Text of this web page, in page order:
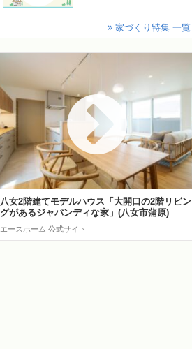
家づくり特集 一覧
八女2階建てモデルハウス「大開口の2階リビン
グがあるジャパンディな家」(八女市蒲原)
エースホーム 公式サイト